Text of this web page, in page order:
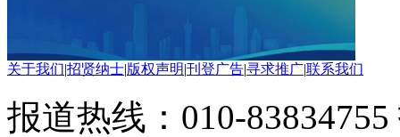
关于我们|招贤纳士|版权声明|刊登广告|寻求推广|联系我们
报道热线：010-83834755